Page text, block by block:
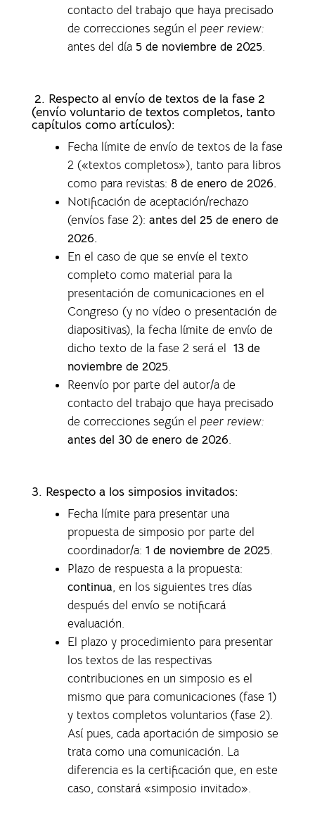
contacto del trabajo que haya precisado
de correcciones según el peer review:
antes del día 5 de noviembre de 2025.
2. Respecto al envío de textos de la fase 2
(envío voluntario de textos completos, tanto
capítulos como artículos):
Fecha límite de envío de textos de la fase
2 («textos completos»), tanto para libros
como para revistas: 8 de enero de 2026.
Notificación de aceptación/rechazo
(envíos fase 2): antes del 25 de enero de
2026.
En el caso de que se envíe el texto
completo como material para la
presentación de comunicaciones en el
Congreso (y no vídeo o presentación de
diapositivas), la fecha límite de envío de
dicho texto de la fase 2 será el 13 de
noviembre de 2025.
Reenvío por parte del autor/a de
contacto del trabajo que haya precisado
de correcciones según el peer review:
antes del 30 de enero de 2026.
3. Respecto a los simposios invitados:
Fecha límite para presentar una
propuesta de simposio por parte del
coordinador/a: 1 de noviembre de 2025.
Plazo de respuesta a la propuesta:
continua, en los siguientes tres días
después del envío se notificará
evaluación.
El plazo y procedimiento para presentar
los textos de las respectivas
contribuciones en un simposio es el
mismo que para comunicaciones (fase 1)
y textos completos voluntarios (fase 2).
Así pues, cada aportación de simposio se
trata como una comunicación. La
diferencia es la certificación que, en este
caso, constará «simposio invitado».